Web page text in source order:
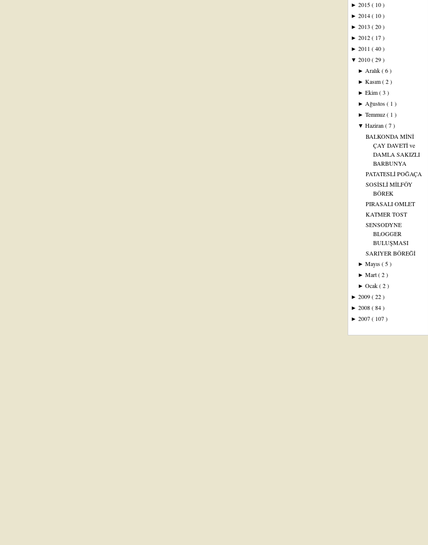
► 2015( 10 )
► 2014( 10 )
► 2013 ( 20 )
► 2012( 17 )
► 2011 ( 40 )
▼ 2010( 29 )
►Aralık( 6 )
►Kasım( 2 )
►Ekim( 3 )
►Ağustos( 1 )
►Temmuz( 1 )
▼Haziran( 7 )
BALKONDA MİNİ
ÇAY DAVETİ ve
DAMLA SAKIZLI
BARBUNYA
PATATESLİ POĞAÇA
SOSİSLİ MİLFÖY
BÖREK
PIRASALI OMLET
KATMER TOST
SENSODYNE
BLOGGER
BULUŞMASI
SARIYER BÖREĞİ
►Mayıs( 5 )
►Mart( 2 )
►Ocak( 2 )
► 2009( 22 )
► 2008( 84 )
► 2007( 107 )